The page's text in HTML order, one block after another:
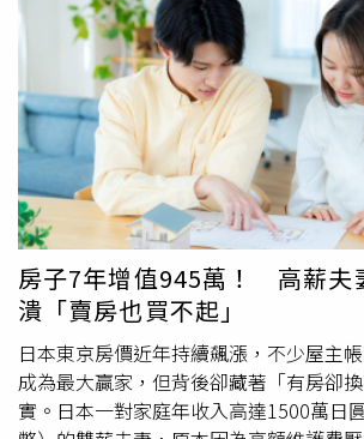
但一直不知道相關行為已經觸法。儘管陳
任全推給孫安佐，強調自己只是協助拍
後發現，實際點火的人正是陳男本人，
險等罪嫌一併移送。警方稍早調查，孫安
Instagram上傳一段影片，還寫下「決定
明」，內容是在北投河堤測試自製火槍。
狂噴數十公尺，還伴隨大量濃煙，驚人畫
警方注意。警方認為相關裝置恐涉及公共
林地檢署指揮偵辦，並於16日凌晨持拘
時許前往孫家搜索。警方到場時，孫安佐
查扣噴火裝置與相關器材後，當場將他上
訊。此外，當時一起入鏡拍攝影片、並自
的陳姓網紅「重讀」，也同步遭警方帶
現，孫安佐手機內不只有這次測試影片
玩火 槍畫面，甚至先前還曾在台北市信
房子7年增值945萬！ 高薪夫
潰「賣房也買不起」
日本東京房價近年持續飆漲，不少屋主
成為最大贏家，但背後卻藏著「有房卻
實。日本一對家庭年收入高達1500萬日